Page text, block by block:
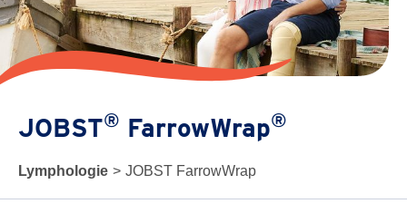
JOBST® FarrowWrap®
Lymphologie > JOBST FarrowWrap